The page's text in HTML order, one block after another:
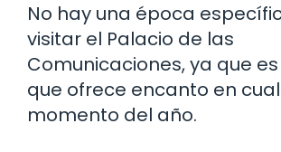
No hay una época
visitar el Palacio de las
Comunicaciones, ya que
que ofrece encanto en
momento del año.